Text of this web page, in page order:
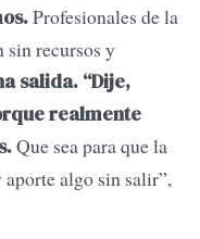
Profesionales de la
sin recursos y
salida. “Dije,
realmente
Que sea para que la
aporte algo sin salir”,